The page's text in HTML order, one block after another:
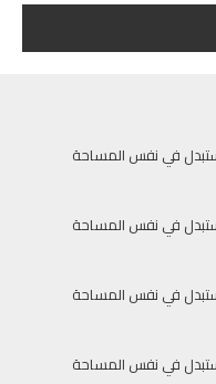
في نفس المساحة
في نفس المساحة
في نفس المساحة
في نفس المساحة